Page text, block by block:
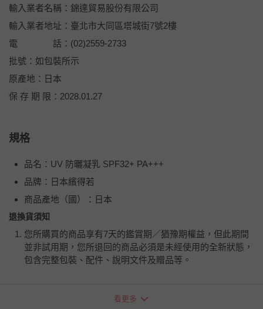
輸入業者名稱：錦達貿易股份有限公司
輸入業者地址：臺北市大同區塔城街7號2樓
電 話：(02)2559-2733
批號：如包裝所示
原產地：日本
保 存 期 限：2028.01.27
規格
品名：UV 防曬凝乳 SPF32+ PA+++
品牌：日本繽得若
商品產地（國）：日本
退換貨須知
您所購買的商品享有7天的鑑賞期／猶豫期權益，但此期間
並非試用期，您所退回的商品必須是未經使用的全新狀態，
包含完整包裝、配件、說明文件及贈品等。
瑕疵退換貨所產生的運費，將由媽咪愛負責處理，若非瑕疵
看更多